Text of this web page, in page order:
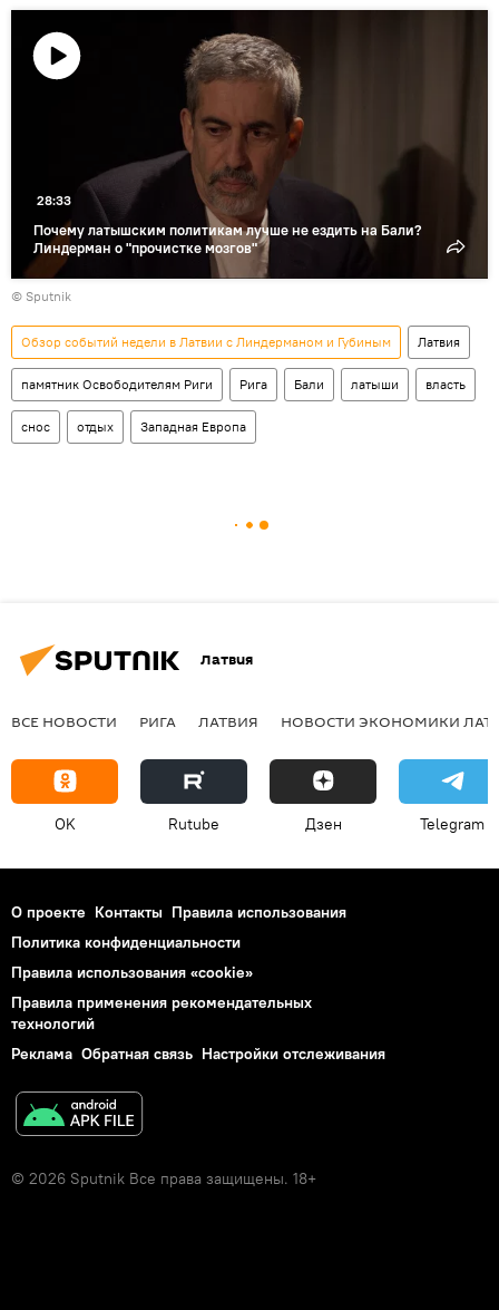
Почему латышским политикам лучше не ездить на Бали?
Линдерман о "прочистке мозгов"
28:33
© Sputnik
Обзор событий недели в Латвии с Линдерманом и Губиным Латвия
памятник Освободителям Риги Рига Бали латыши власть
снос отдых Западная Европа
Латвия
ВСЕ НОВОСТИ РИГА ЛАТВИЯ НОВОСТИ ЭКОНОМИКИ
OK Rutube Дзен Telegram
О проекте Контакты Правила использования
Политика конфиденциальности
Правила использования «cookie»
Правила применения рекомендательных
технологий
Реклама Обратная связь Настройки отслеживания
© 2026 Sputnik Все права защищены. 18+